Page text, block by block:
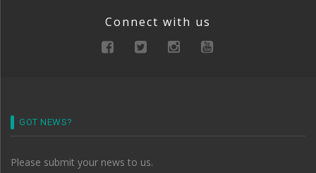
Connect with us
GOT NEWS?
Please submit your news to us.